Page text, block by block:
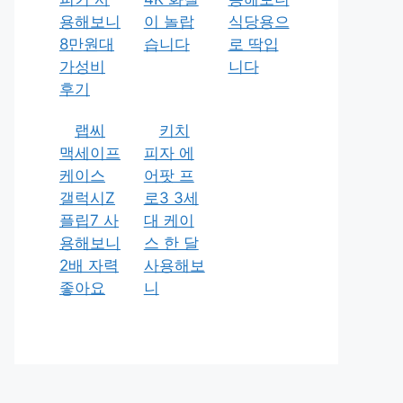
용해보니
8만원대
가성비
후기
이 놀랍
습니다
식당용으
로 딱입
니다
랩씨
맥세이프
케이스
갤럭시Z
플립7 사
용해보니
2배 자력
좋아요
키치
피자 에
어팟 프
로3 3세
대 케이
스 한 달
사용해보
니